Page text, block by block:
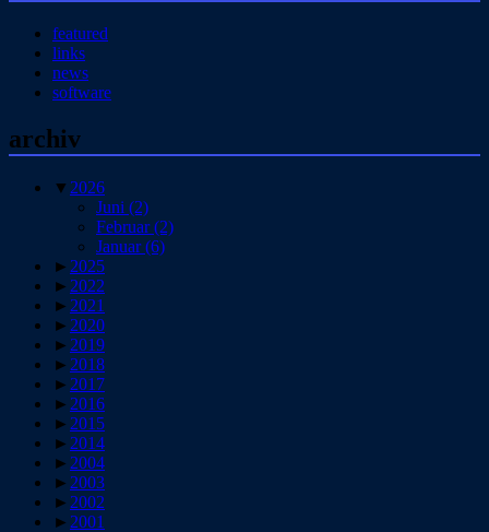
featured
links
news
software
archiv
▼ 2026
Juni (2)
Februar(2)
Januar(6)
► 2025
► 2022
► 2021
► 2020
► 2019
► 2018
► 2017
► 2016
► 2015
► 2014
► 2004
► 2003
► 2002
► 2001